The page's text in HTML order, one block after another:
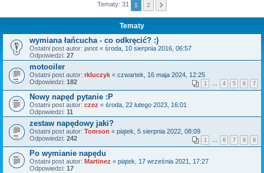
Tematy: 31 1 2
Tematy
wymiana łańcucha - co odkręcić? :)
Ostatni post autor: janot « środa, 10 sierpnia 2016, 06:57
Odpowiedzi: 27
motooiler
Ostatni post autor: rkluczyk « czwartek, 16 maja 2024, 12:25
Odpowiedzi: 182 1 … 4 5 6 7
Nowy napęd pytanie :P
Ostatni post autor: czez « środa, 22 lutego 2023, 16:01
Odpowiedzi: 11
zestaw napędowy jaki?
Ostatni post autor: Tomson « piątek, 5 sierpnia 2022, 08:09
Odpowiedzi: 242 1 … 6 7 8 9
Po wymianie napędu
Ostatni post autor: Martinez « piątek, 17 września 2021, 17:27
Odpowiedzi: 17